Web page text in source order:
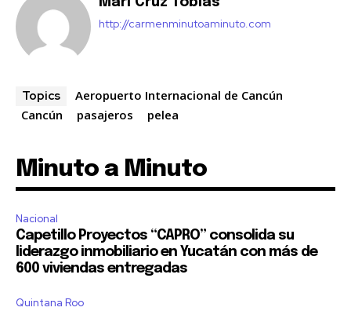
http://carmenminutoaminuto.com
Topics
Aeropuerto Internacional de Cancún
Cancún
pasajeros pelea
Minuto a Minuto
Nacional
Capetillo Proyectos “CAPRO” consolida su
liderazgo inmobiliario en Yucatán con más de
600 viviendas entregadas
Quintana Roo